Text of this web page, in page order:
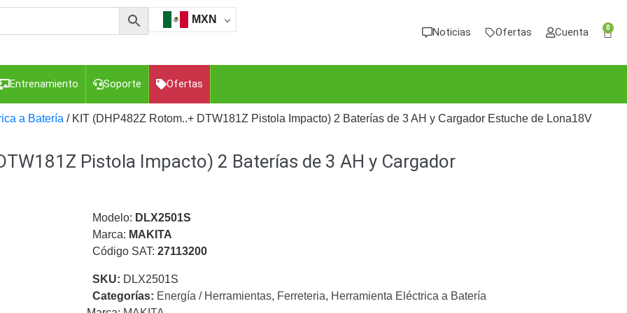
MXN
Noticias Ofertas Cuenta 0
Entrenamiento Soporte Ofertas
para Computadora y SmartphonesCajas de
Gabinetes de Acero para DVR y NVR
Gabinetes para
Transceptores de Video
Cable Coaxial y ConectoresCables Armados -
a Batería / KIT (DHP482Z Rotom..+ DTW181Z Pistola Impacto) 2 Baterías de 3 AH y Cargador Estuche de Lona18V
Pistola Impacto) 2 Baterías de 3 AH y Cargador
Modelo: DLX2501S
Marca: MAKITA
Código SAT: 27113200
SKU: DLX2501S
Categorías: Energía / Herramientas, Ferreteria, Herramienta Eléctrica a Batería